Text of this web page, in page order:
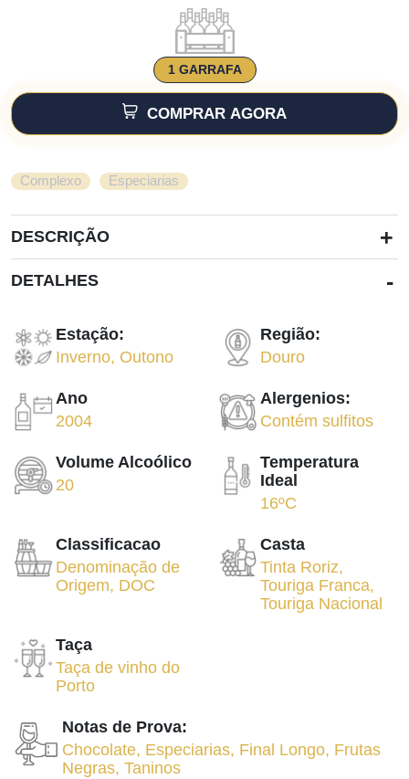
1 GARRAFA
COMPRAR AGORA
Complexo Especiarias
DESCRIÇÃO +
DETALHES -
Estação:
Inverno, Outono
Região:
Douro
Ano
2004
Alergenios:
Contém sulfitos
Volume Alcoólico
20
Temperatura
Ideal
16ºC
Classificacao
Denominação de
Origem, DOC
Casta
Tinta Roriz,
Touriga Franca,
Touriga Nacional
Taça
Taça de vinho do
Porto
Notas de Prova:
Chocolate, Especiarias, Final Longo, Frutas
Negras,Taninos